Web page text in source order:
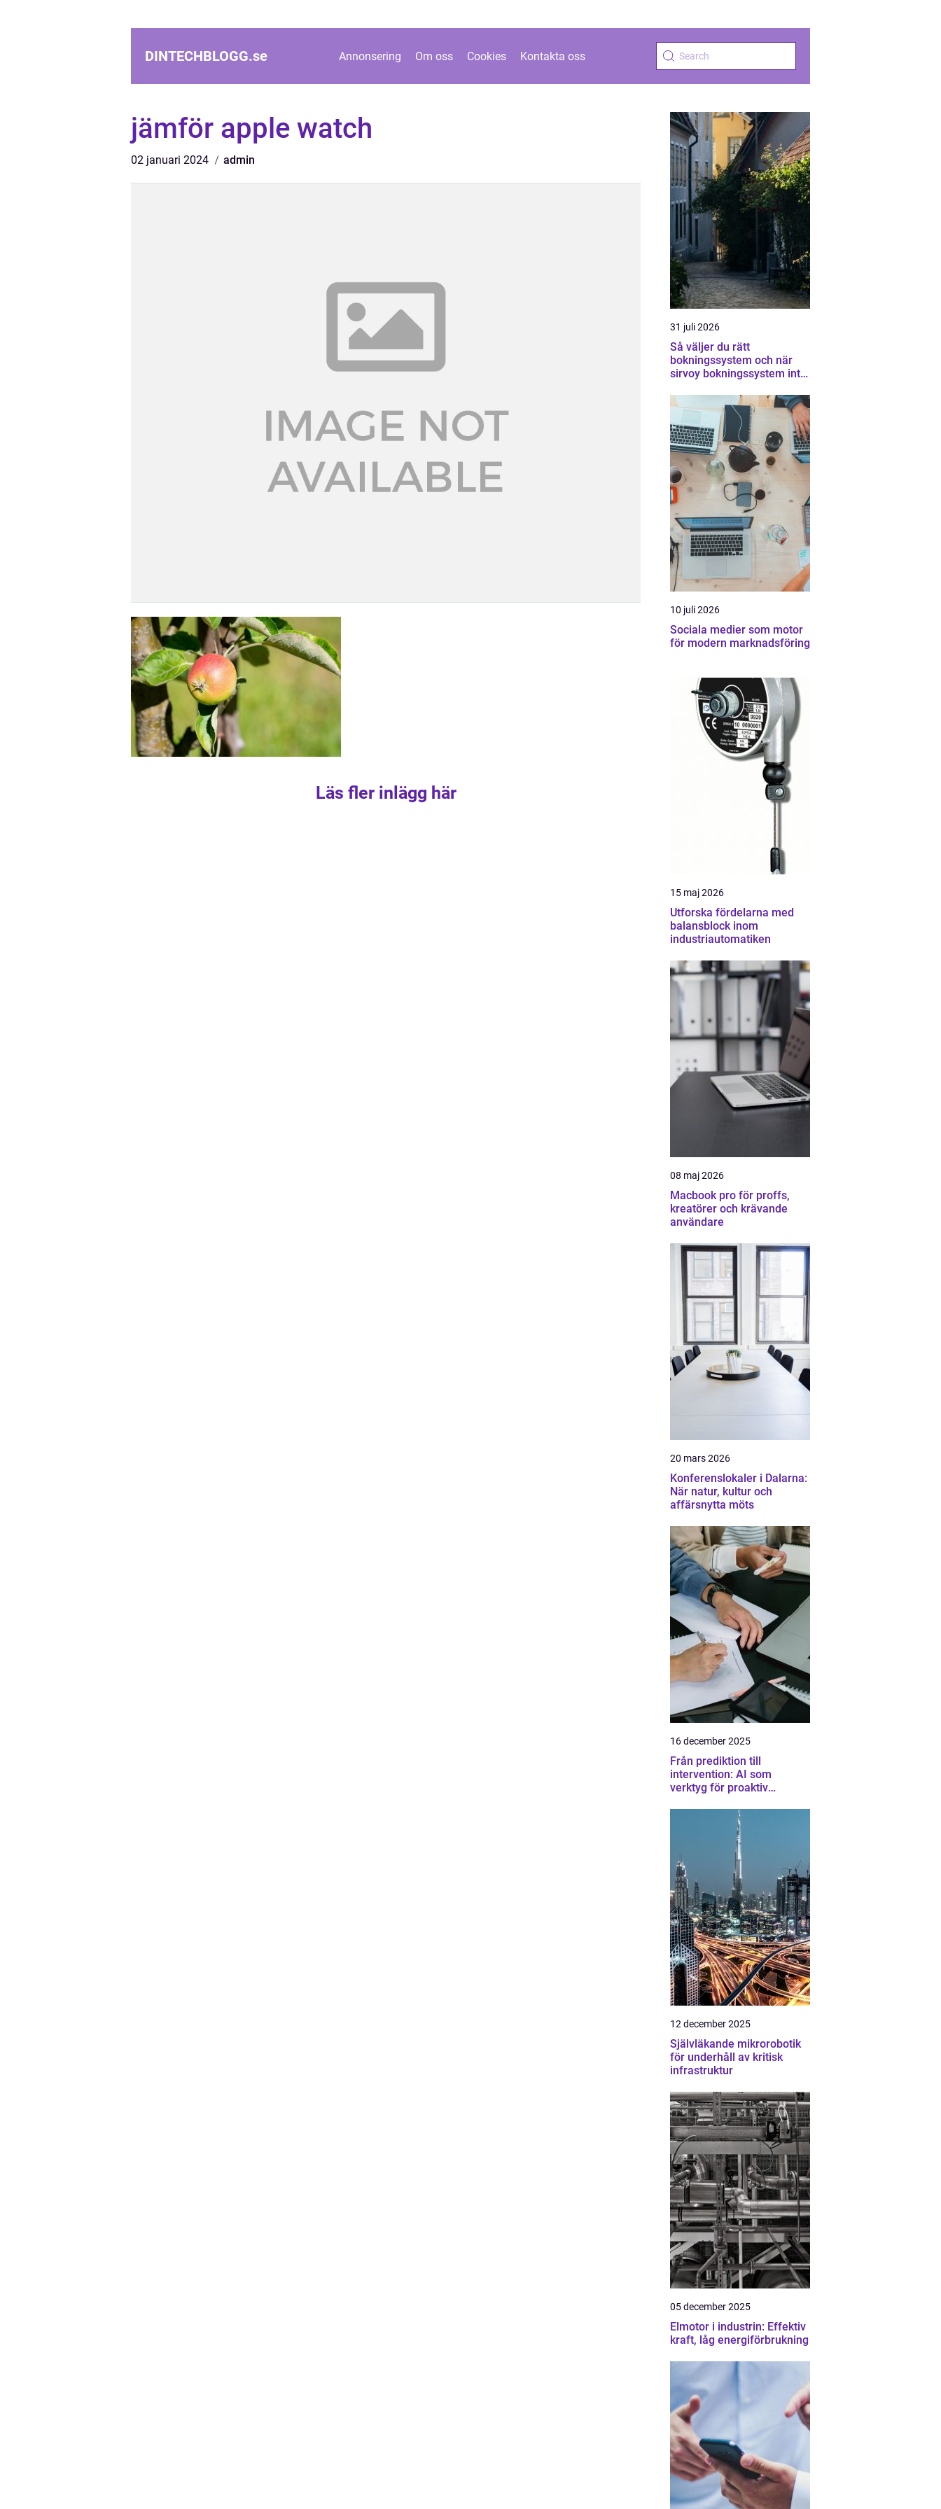
DINTECHBLOGG.se Annonsering Om oss Cookies Kontakta oss
jämför apple watch
02 januari 2024 admin
Läs fler inlägg här
31 juli 2026
Så väljer du rätt
bokningssystem och när
sirvoy bokningssystem inte
10 juli 2026
Sociala medier som motor
för modern marknadsföring
15 maj 2026
Utforska fördelarna med
balansblock inom
industriautomatiken
08 maj 2026
Macbook pro för proffs,
kreatörer och krävande
användare
20 mars 2026
Konferenslokaler i Dalarna:
När natur, kultur och
affärsnytta möts
16 december 2025
Från prediktion till
intervention: AI som
verktyg för proaktiv
12 december 2025
Självläkande mikrorobotik
för underhåll av kritisk
infrastruktur
05 december 2025
Elmotor i industrin: Effektiv
kraft, låg energiförbrukning